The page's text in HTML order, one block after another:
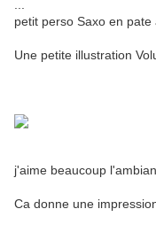
petit perso Saxo en pate
Une petite illustration
j'aime beaucoup
Ca donne une